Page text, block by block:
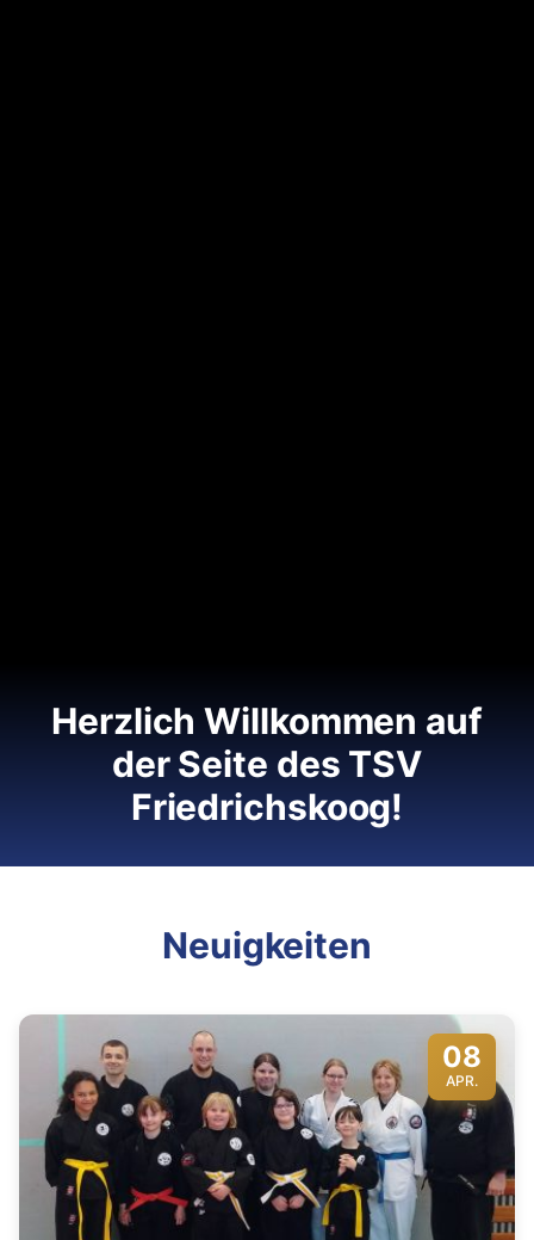
Herzlich Willkommen auf
der Seite des TSV
Friedrichskoog!
Neuigkeiten
08
APR.